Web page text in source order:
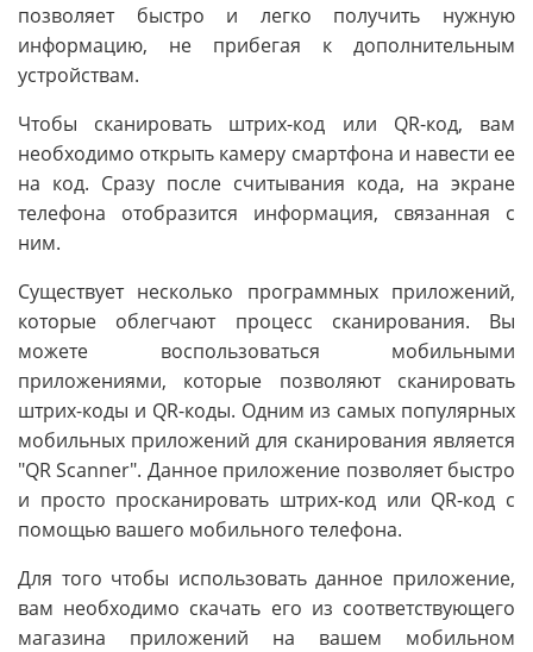
позволяет быстро и легко получить нужную
информацию, не прибегая к дополнительным
устройствам.
Чтобы сканировать штрих-код или QR-код, вам
необходимо открыть камеру смартфона и навести ее
на код. Сразу после считывания кода, на экране
телефона отобразится информация, связанная с
ним.
Существует несколько программных приложений,
которые облегчают процесс сканирования. Вы
можете воспользоваться мобильными
приложениями, которые позволяют сканировать
штрих-коды и QR-коды. Одним из самых популярных
мобильных приложений для сканирования является
"QR Scanner". Данное приложение позволяет быстро
и просто просканировать штрих-код или QR-код с
помощью вашего мобильного телефона.
Для того чтобы использовать данное приложение,
вам необходимо скачать его из соответствующего
магазина приложений на вашем мобильном